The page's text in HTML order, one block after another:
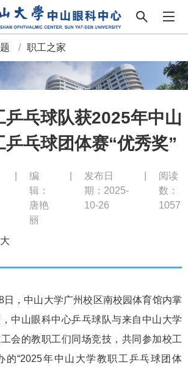
/ 职工之家
乒乓球队获2025年中山
乒乓球团体赛“优秀奖”
编
辑：
唐艳
丽
发布日
期：2025-
10-26
阅读
数：
1057
大
日，中山大学广州校区南校园体育馆内掌
中山眼科中心乒乓球队与来自中山大学
会的教职工们同场竞技，共同参加校工
的“2025年中山大学教职工乒乓球团体